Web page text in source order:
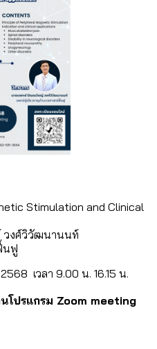
Stimulation and Clinical
งศ์วิวัฒนานนท์
นฟู
เวลา 9.00 น. 16.15 น.
โปรแกรม Zoom meeting